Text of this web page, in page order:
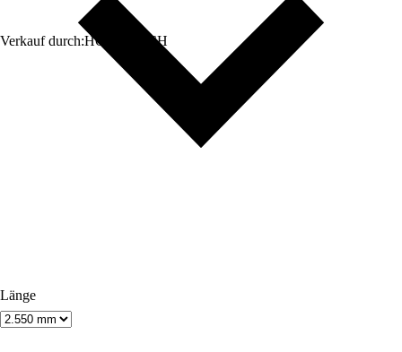
Verkauf durch:HORNBACH
Länge